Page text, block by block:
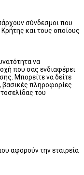
σύνδεσμοι που
και τους οποίους
να
που σας ενδιαφέρει
Μπορείτε να δείτε
βασικές πληροφορίες
του
αφορούν την εταιρεία